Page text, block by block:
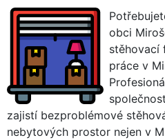
obci
stěhovací
práce v
společnost
zajistí bezproblémové
nebytových prostor nejen v